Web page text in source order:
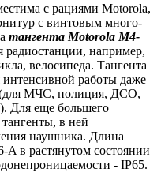
с рациями Motorola,
с винтовым много-
тангента Motorola M4-
радиостанции, например,
велосипеда. Тангента
работы даже
(для МЧС, полиция, ДСО,
Для еще большего
в ней
наушника. Длина
в растянутом состоянии
- IP65.